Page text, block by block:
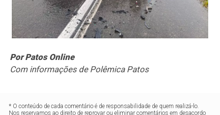
Por Patos Online
Com informações de Polêmica Patos
* O conteúdo de cada comentário é de responsabilidade de quem realizá-lo.
Nos reservamos ao direito de reprovar ou eliminar comentários em desacordo